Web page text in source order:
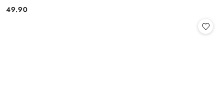
Cena:
49.90